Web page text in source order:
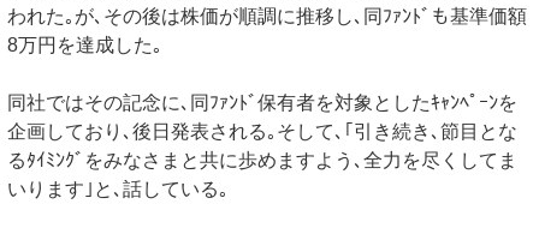
われた｡が､その後は株価が順調に推移し､同ﾌｧﾝﾄﾞも基準価額
8万円を達成した｡
同社ではその記念に､同ﾌｧﾝﾄﾞ保有者を対象としたｷｬﾝﾍﾟｰﾝを
企画しており､後日発表される｡そして､｢引き続き､節目とな
るﾀｲﾐﾝｸﾞをみなさまと共に歩めますよう､全力を尽くしてま
いります｣と､話している｡